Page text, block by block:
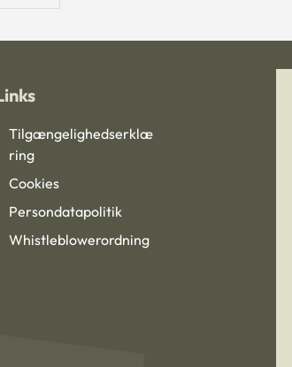
Tilgængelighedserklæ
ring
Cookies
Persondatapolitik
Whistleblowerordning